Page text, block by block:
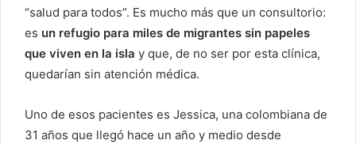
“salud para todos”. Es mucho más que un consultorio:
es un refugio para miles de migrantes sin papeles
que viven en la isla y que, de no ser por esta clínica,
quedarían sin atención médica.
Uno de esos pacientes es Jessica, una colombiana de
31 años que llegó hace un año y medio desde